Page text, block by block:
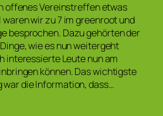
offenes Vereinstreffen etwas
wir zu 7 im greenroot und
besprochen. Dazu gehörten der
wie es nun weitergeht
interessierte Leute nun am
können. Das wichtigste
war die Information, dass…